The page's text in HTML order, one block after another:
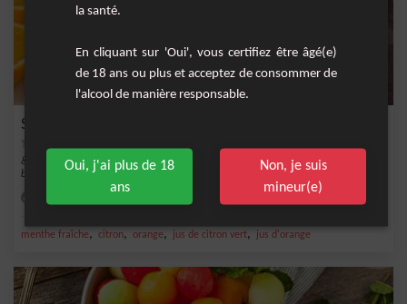
Smoothie Melon Banane Orange et Menthe
&nbsp;Le smoothie melon est un délicieux et rafraîchissant mélange de melon,
banane, or...
Facile
menthe fraîche, citron, orange, jus de citron vert, jus d'orange
la santé.
En cliquant sur 'Oui', vous certifiez être âgé(e)
de 18 ans ou plus et acceptez de consommer de
l'alcool de manière responsable.
Oui, j'ai plus de 18
ans
Non, je suis
mineur(e)